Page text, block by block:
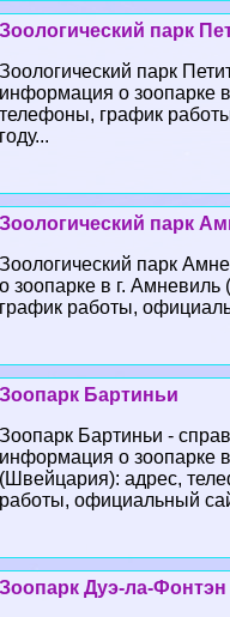
Зоологический парк
Зоологический парк
информация о зоопарке
телефоны, график
году...
Зоологический парк
Зоологический парк
о зоопарке в г.
график работы,
Зоопарк Бартиньи
Зоопарк Бартиньи -
информация о зоопарке в
(Швейцария): адрес,
работы, официальный
Зоопарк Дуэ-ла-Фонтэн